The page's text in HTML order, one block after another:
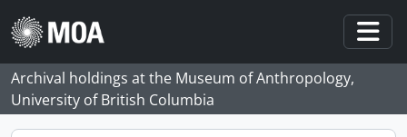
Skip to main content
Archival holdings at the Museum of Anthropology,
University of British Columbia